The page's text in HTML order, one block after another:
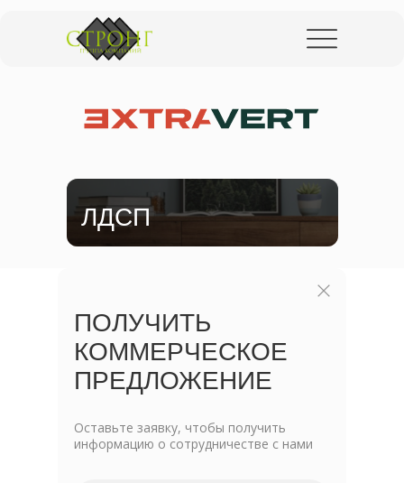
информацию о сотрудничестве с нами
ПОЛУЧИТЬ
ПРЕДЛОЖЕНИЕ
ЛДСП
Оставьте заявку, чтобы получить
информацию о сотрудничестве с нами
ПОЛУЧИТЬ
КОММЕРЧЕСКОЕ
ПРЕДЛОЖЕНИЕ